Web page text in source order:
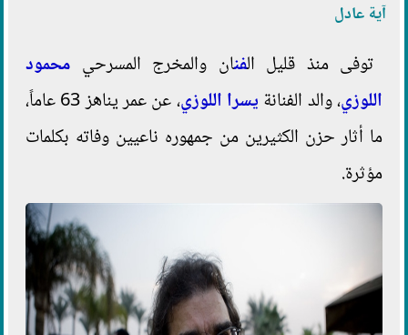
آية عادل
توفى منذ قليل الفنان والمخرج المسرحي محمود
اللوزي، والد الفنانة يسرا اللوزي
، عن عمر يناهز 63 عاماً،
ما أثار حزن الكثيرين من جمهوره ناعيين وفاته بكلمات
مؤثرة.